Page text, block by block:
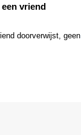
vriend
doorverwijst, geen